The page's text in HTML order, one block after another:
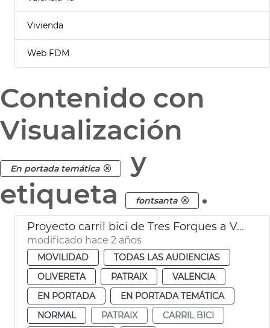
Vivienda
Web FDM
Contenido con
Visualización
En portada temática
y
etiqueta
fontsanta .
Proyecto carril bici de Tres Forques a Vara de Quart
modificado hace 2 años
MOVILIDAD
TODAS LAS AUDIENCIAS
OLIVERETA
PATRAIX
VALENCIA
EN PORTADA
EN PORTADA TEMÁTICA
NORMAL
PATRAIX
CARRIL BICI